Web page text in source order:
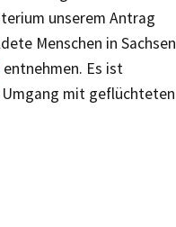
unserem Antrag
Menschen in Sachsen
entnehmen. Es ist
mit geflüchteten